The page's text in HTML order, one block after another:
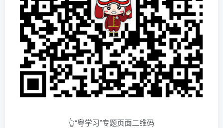
👆“粤学习”专题页面二维码